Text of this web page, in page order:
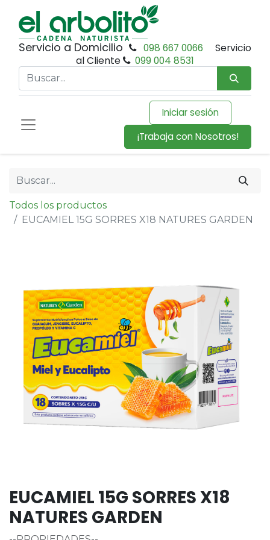
Servicio a Domicilio 098 667 0066
Servicio
al Cliente
099 004 8531
Iniciar sesión
¡Trabaja con Nosotros!
Todos los productos
EUCAMIEL 15G SORRES X18 NATURES GARDEN
EUCAMIEL 15G SORRES X18
NATURES GARDEN